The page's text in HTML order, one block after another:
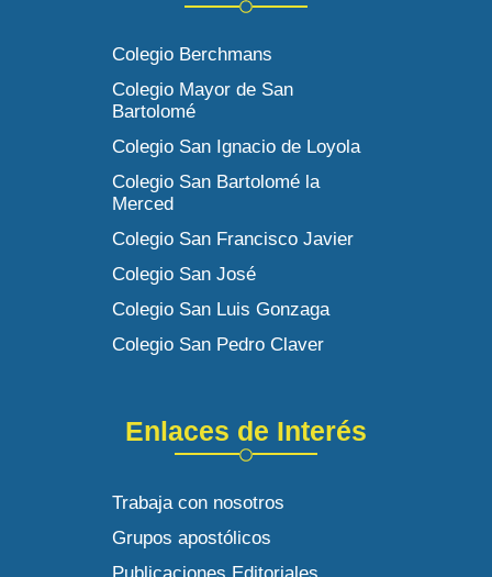
Colegio Berchmans
Colegio Mayor de San
Bartolomé
Colegio San Ignacio de Loyola
Colegio San Bartolomé la
Merced
Colegio San Francisco Javier
Colegio San José
Colegio San Luis Gonzaga
Colegio San Pedro Claver
Enlaces de Interés
Trabaja con nosotros
Grupos apostólicos
Publicaciones Editoriales